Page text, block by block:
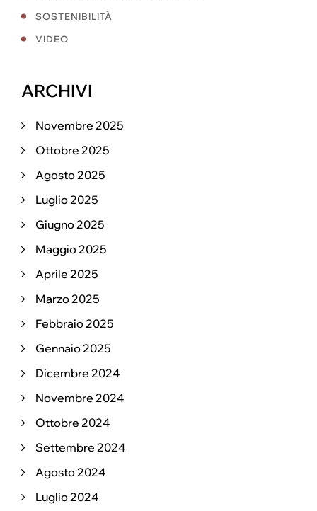
SOSTENIBILITÀ
VIDEO
ARCHIVI
Novembre 2025
Ottobre 2025
Agosto 2025
Luglio 2025
Giugno 2025
Maggio 2025
Aprile 2025
Marzo 2025
Febbraio 2025
Gennaio 2025
Dicembre 2024
Novembre 2024
Ottobre 2024
Settembre 2024
Agosto 2024
Luglio 2024